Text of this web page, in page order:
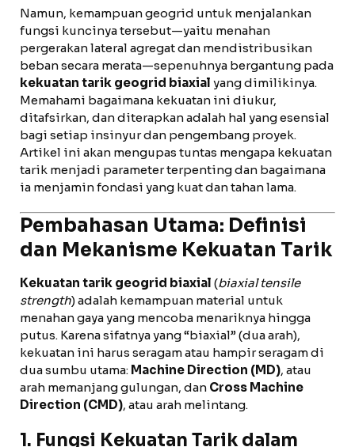
Namun, kemampuan geogrid untuk menjalankan
fungsi kuncinya tersebut—yaitu menahan
pergerakan lateral agregat dan mendistribusikan
beban secara merata—sepenuhnya bergantung pada
kekuatan tarik geogrid biaxial yang dimilikinya.
Memahami bagaimana kekuatan ini diukur,
ditafsirkan, dan diterapkan adalah hal yang esensial
bagi setiap insinyur dan pengembang proyek.
Artikel ini akan mengupas tuntas mengapa kekuatan
tarik menjadi parameter terpenting dan bagaimana
ia menjamin fondasi yang kuat dan tahan lama.
Pembahasan Utama: Definisi
dan Mekanisme Kekuatan Tarik
Kekuatan tarik geogrid biaxial (biaxial tensile
strength) adalah kemampuan material untuk
menahan gaya yang mencoba menariknya hingga
putus. Karena sifatnya yang “biaxial” (dua arah),
kekuatan ini harus seragam atau hampir seragam di
dua sumbu utama: Machine Direction (MD), atau
arah memanjang gulungan, dan Cross Machine
Direction (CMD), atau arah melintang.
1. Fungsi Kekuatan Tarik dalam